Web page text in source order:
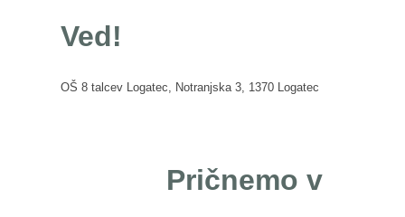
Ved!
OŠ 8 talcev Logatec, Notranjska 3, 1370 Logatec
Pričnemo v